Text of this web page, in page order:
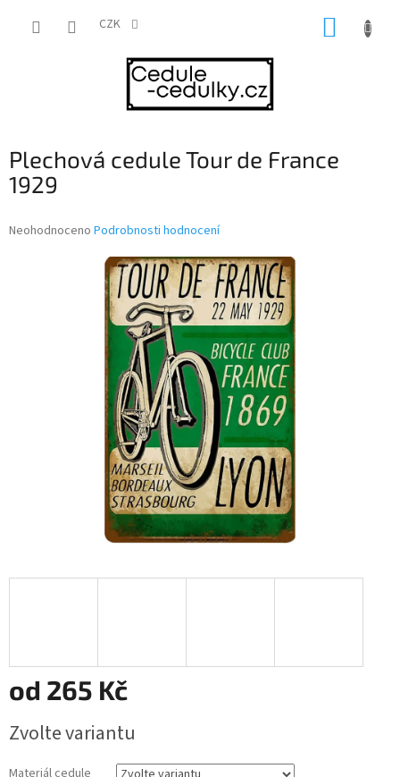
CZK
Plechová cedule Tour de France
1929
Průměrné
Neohodnoceno Podrobnosti hodnocení
od 265 Kč
cena:
Zvolte variantu